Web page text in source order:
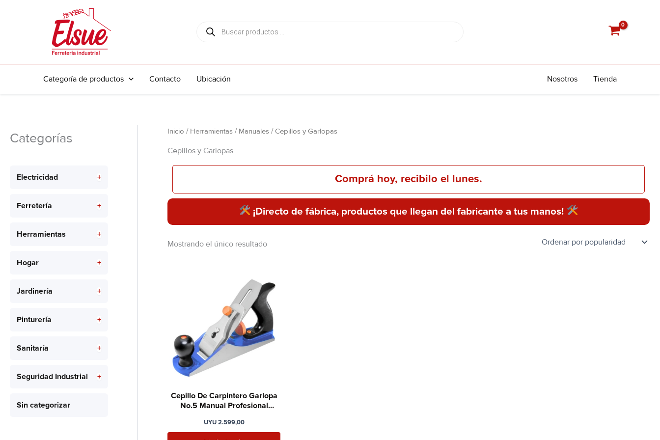
Categoría de productos Contacto Ubicación Nosotros Tienda
Categorías
Electricidad +
Ferretería +
Herramientas +
Hogar +
Jardinería +
Pinturería +
Sanitaría +
Seguridad Industrial +
Sin categorizar
Inicio / Herramientas / Manuales / Cepillos y Garlopas
Cepillos y Garlopas
Comprá hoy, recibilo el lunes.
¡Directo de fábrica, productos que llegan del fabricante a tus manos!
Mostrando el único resultado
Cepillo De Carpintero Garlopa
No.5 Manual Profesional
UYU2.599,00